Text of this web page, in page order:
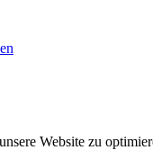
Website zu